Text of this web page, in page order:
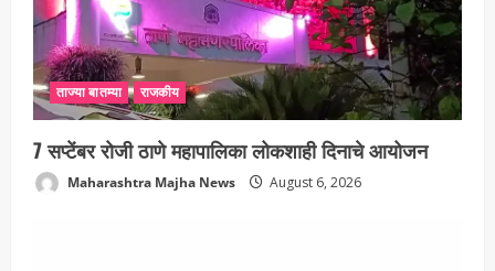
ताज्या बातम्या राजकीय
7 सप्टेंबर रोजी ठाणे महापालिका लोकशाही दिनाचे आयोजन
Maharashtra Majha News August 6, 2026